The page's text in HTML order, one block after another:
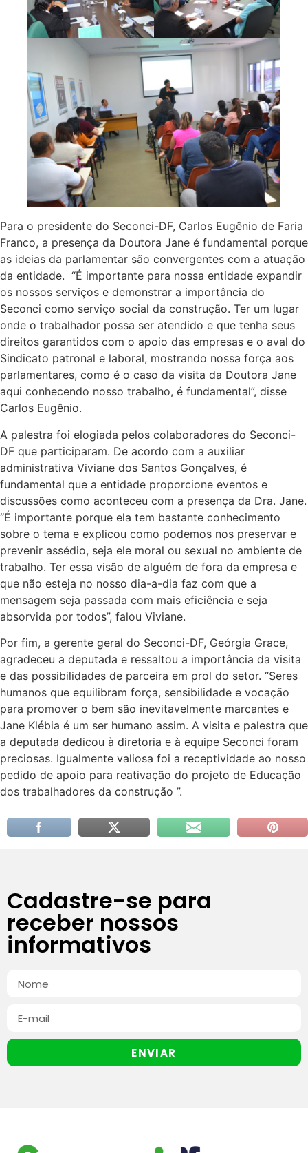
Para o presidente do Seconci-DF, Carlos Eugênio de Faria
Franco, a presença da Doutora Jane é fundamental porque
as ideias da parlamentar são convergentes com a atuação
da entidade. “É importante para nossa entidade expandir
os nossos serviços e demonstrar a importância do
Seconci como serviço social da construção. Ter um lugar
onde o trabalhador possa ser atendido e que tenha seus
direitos garantidos com o apoio das empresas e o aval do
Sindicato patronal e laboral, mostrando nossa força aos
parlamentares, como é o caso da visita da Doutora Jane
aqui conhecendo nosso trabalho, é fundamental”, disse
Carlos Eugênio.
A palestra foi elogiada pelos colaboradores do Seconci-
DF que participaram. De acordo com a auxiliar
administrativa Viviane dos Santos Gonçalves, é
fundamental que a entidade proporcione eventos e
discussões como aconteceu com a presença da Dra. Jane.
“É importante porque ela tem bastante conhecimento
sobre o tema e explicou como podemos nos preservar e
prevenir assédio, seja ele moral ou sexual no ambiente de
trabalho. Ter essa visão de alguém de fora da empresa e
que não esteja no nosso dia-a-dia faz com que a
mensagem seja passada com mais eficiência e seja
absorvida por todos”, falou Viviane.
Por fim, a gerente geral do Seconci-DF, Geórgia Grace,
agradeceu a deputada e ressaltou a importância da visita
e das possibilidades de parceira em prol do setor. “Seres
humanos que equilibram força, sensibilidade e vocação
para promover o bem são inevitavelmente marcantes e
Jane Klébia é um ser humano assim. A visita e palestra que
a deputada dedicou à diretoria e à equipe Seconci foram
preciosas. Igualmente valiosa foi a receptividade ao nosso
pedido de apoio para reativação do projeto de Educação
dos trabalhadores da construção ”.
Cadastre-se para
receber nossos
informativos
ENVIAR